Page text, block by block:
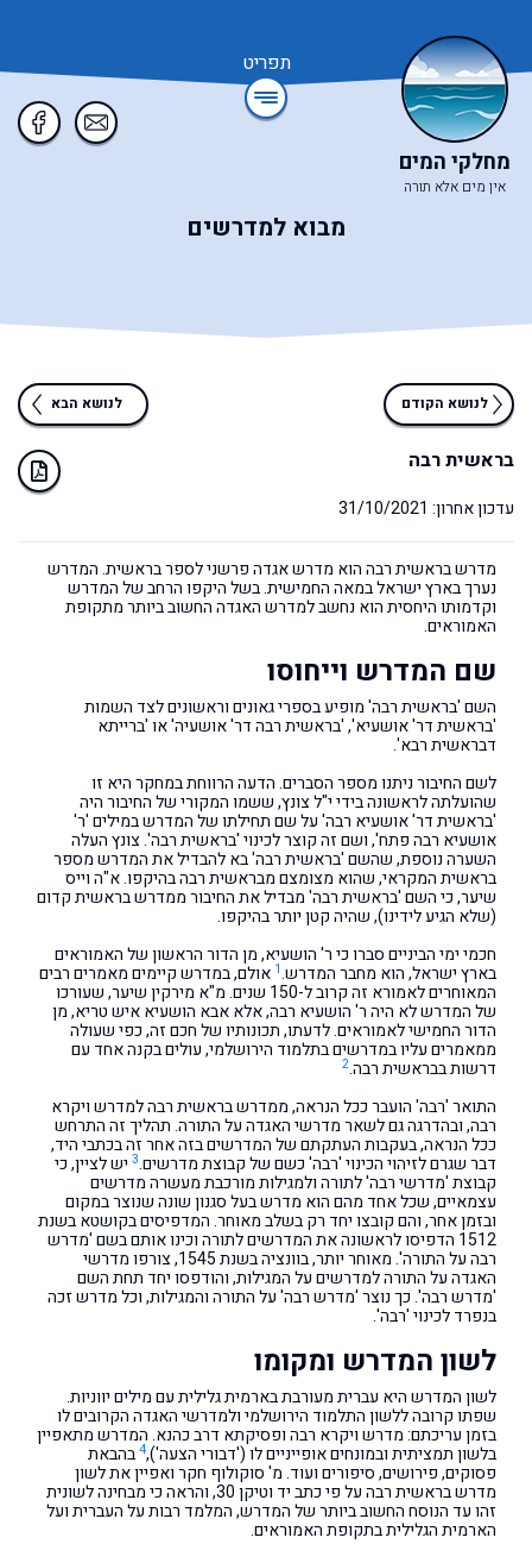
תפריט
מחלקי המים
אין מים אלא תורה
מבוא למדרשים
לנושא הקודם לנושא הבא
בראשית רבה
עדכון אחרון: 31/10/2021
מדרש בראשית רבה הוא מדרש אגדה פרשני לספר בראשית. המדרש
נערך בארץ ישראל במאה החמישית. בשל היקפו הרחב של המדרש
וקדמותו היחסית הוא נחשב למדרש האגדה החשוב ביותר מתקופת
האמוראים.
שם המדרש וייחוסו
השם 'בראשית רבה' מופיע בספרי גאונים וראשונים לצד השמות
'בראשית דר' אושעיא', 'בראשית רבה דר' אושעיה' או 'ברייתא
דבראשית רבא'.
לשם החיבור ניתנו מספר הסברים. הדעה הרווחת במחקר היא זו
שהועלתה לראשונה בידי י"ל צונץ, ששמו המקורי של החיבור היה
'בראשית דר' אושעיא רבה' על שם תחילתו של המדרש במילים 'ר'
אושעיא רבה פתח', ושם זה קוצר לכינוי 'בראשית רבה'. צונץ העלה
השערה נוספת, שהשם 'בראשית רבה' בא להבדיל את המדרש מספר
בראשית המקראי, שהוא מצומצם מבראשית רבה בהיקפו. א"ה וייס
שיער, כי השם 'בראשית רבה' מבדיל את החיבור ממדרש בראשית קדום
(שלא הגיע לידינו), שהיה קטן יותר בהיקפו.
חכמי ימי הביניים סברו כי ר' הושעיא, מן הדור הראשון של האמוראים
בארץ ישראל, הוא מחבר המדרש.1 אולם, במדרש קיימים מאמרים רבים
המאוחרים לאמורא זה קרוב ל-150 שנים. מ"א מירקין שיער, שעורכו
של המדרש לא היה ר' הושעיא רבה, אלא אבא הושעיא איש טריא, מן
הדור החמישי לאמוראים. לדעתו, תכונותיו של חכם זה, כפי שעולה
ממאמרים עליו במדרשים בתלמוד הירושלמי, עולים בקנה אחד עם
דרשות בבראשית רבה.2
התואר 'רבה' הועבר ככל הנראה, ממדרש בראשית רבה למדרש ויקרא
רבה, ובהדרגה גם לשאר מדרשי האגדה על התורה. תהליך זה התרחש
ככל הנראה, בעקבות העתקתם של המדרשים בזה אחר זה בכתבי היד,
דבר שגרם לזיהוי הכינוי 'רבה' כשם של קבוצת מדרשים.3 יש לציין, כי
קבוצת 'מדרשי רבה' לתורה ולמגילות מורכבת מעשרה מדרשים
עצמאיים, שכל אחד מהם הוא מדרש בעל סגנון שונה שנוצר במקום
ובזמן אחר, והם קובצו יחד רק בשלב מאוחר. המדפיסים בקושטא בשנת
1512 הדפיסו לראשונה את המדרשים לתורה וכינו אותם בשם 'מדרש
רבה על התורה'. מאוחר יותר, בוונציה בשנת 1545, צורפו מדרשי
האגדה על התורה למדרשים על המגילות, והודפסו יחד תחת השם
'מדרש רבה'. כך נוצר 'מדרש רבה' על התורה והמגילות, וכל מדרש זכה
בנפרד לכינוי 'רבה'.
לשון המדרש ומקומו
לשון המדרש היא עברית מעורבת בארמית גלילית עם מילים יווניות.
שפתו קרובה ללשון התלמוד הירושלמי ולמדרשי האגדה הקרובים לו
בזמן עריכתם: מדרש ויקרא רבה ופסיקתא דרב כהנא. המדרש מתאפיין
בלשון תמציתית ובמונחים אופייניים לו ('דבורי הצעה'),4 בהבאת
פסוקים, פירושים, סיפורים ועוד. מ' סוקולוף חקר ואפיין את לשון
מדרש בראשית רבה על פי כתב יד וטיקן 30, והראה כי מבחינה לשונית
זהו עד הנוסח החשוב ביותר של המדרש, המלמד רבות על העברית ועל
הארמית הגלילית בתקופת האמוראים.